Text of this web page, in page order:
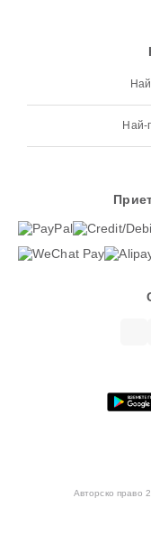
Най-
Авторско право